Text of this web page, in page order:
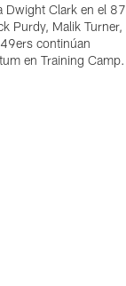
Dwight Clark en el 87
Purdy, Malik Turner,
continúan
en Training Camp.